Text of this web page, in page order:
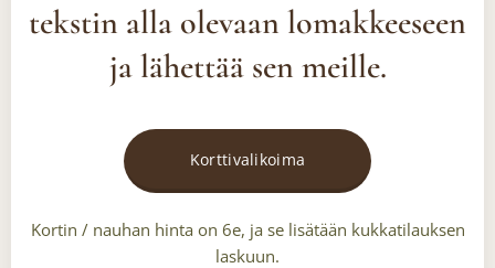
tekstin alla olevaan lomakkeeseen
ja lähettää sen meille.
Korttivalikoima
Kortin / nauhan hinta on 6e, ja se lisätään kukkatilauksen
laskuun.